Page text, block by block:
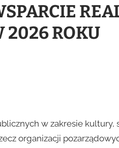
2026 ROKU
w zakresie kultury,
organizacji